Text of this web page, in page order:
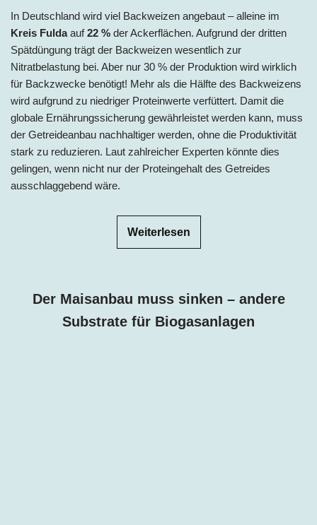
In Deutschland wird viel Backweizen angebaut – alleine im
Kreis Fuldaauf22 % der Ackerflächen. Aufgrund der dritten
Spätdüngung trägt der Backweizen wesentlich zur
Nitratbelastung bei. Aber nur 30 % der Produktion wird wirklich
für Backzwecke benötigt! Mehr als die Hälfte des Backweizens
wird aufgrund zu niedriger Proteinwerte verfüttert. Damit die
globale Ernährungssicherung gewährleistet werden kann, muss
der Getreideanbau nachhaltiger werden, ohne die Produktivität
stark zu reduzieren. Laut zahlreicher Experten könnte dies
gelingen, wenn nicht nur der Proteingehalt des Getreides
ausschlaggebend wäre.
Weiterlesen
Der Maisanbau muss sinken – andere
Substrate für Biogasanlagen